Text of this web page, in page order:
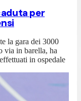
per
la gara dei 3000
via in barella, ha
in ospedale